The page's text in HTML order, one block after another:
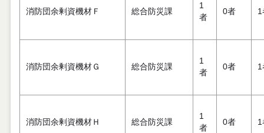
消防団余剰資機材Ｆ 総合防災課
1
者
0者 1
消防団余剰資機材Ｇ 総合防災課
1
者
0者 1
消防団余剰資機材Ｈ 総合防災課
1
者
0者 1